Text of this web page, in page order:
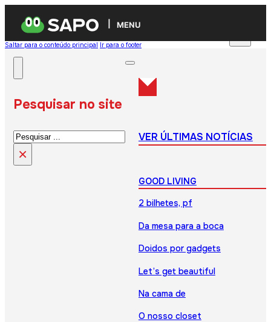
MENU
Saltar para o conteúdo principal Ir para o footer
Pesquisar no site
Pesquisar
×
VER ÚLTIMAS NOTÍCIAS
GOOD LIVING
2 bilhetes, pf
Da mesa para a boca
Doidos por gadgets
Let’s get beautiful
Na cama de
O nosso closet